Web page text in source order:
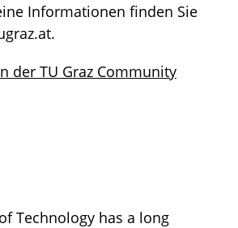
Informationen finden Sie
.
der TU Graz Community
Technology has a long